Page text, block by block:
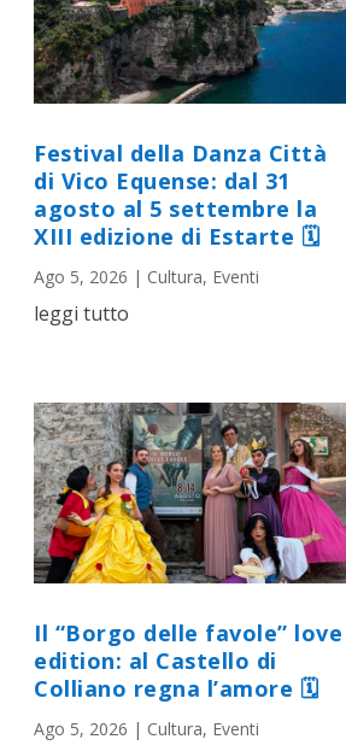
Festival della Danza Città
di Vico Equense: dal 31
agosto al 5 settembre la
XIII edizione di Estarte 🗓
Ago 5, 2026 | Cultura, Eventi
leggi tutto
Il “Borgo delle favole” love
edition: al Castello di
Colliano regna l’amore 🗓
Ago 5, 2026 | Cultura, Eventi